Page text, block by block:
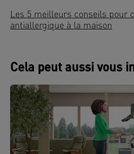
Les 5 meilleurs conseils pour
antiallergique à la maison
Cela peut aussi vous